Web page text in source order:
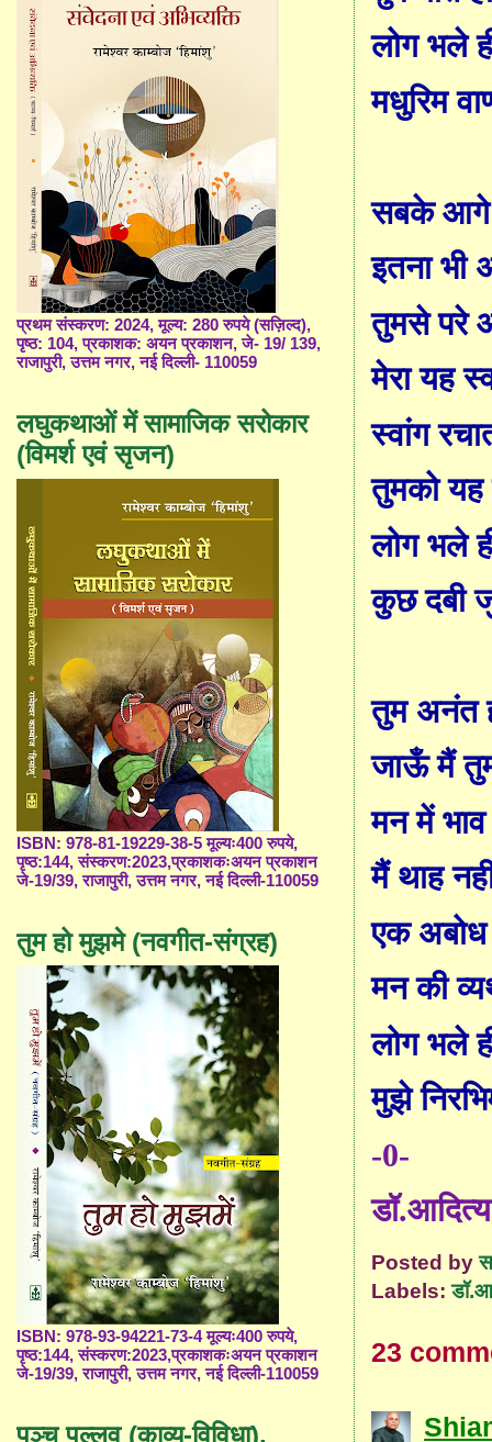
लोग भले
मधुरिम
सबके
इतना भी
तुमसे परे
मेरा यह
स्वांग
तुमको
लोग भले
कुछ दबी
तुम अनंत
जाऊँ मैं
मन में
मैं थाह
एक अबोध
मन की
लोग भले
मुझे निर
-0-
Posted by
Labels:
23
प्रथम संस्करण: 2024, मूल्य: 280 रुपये (सज़िल्द),
पृष्ठ: 104, प्रकाशक: अयन प्रकाशन, जे- 19/ 139,
राजापुरी, उत्तम नगर, नई दिल्ली- 110059
लघुकथाओं में सामाजिक सरोकार
(विमर्श एवं सृजन)
ISBN: 978-81-19229-38-5 मूल्यः400 रुपये,
पृष्ठ:144, संस्करण:2023,प्रकाशकःअयन प्रकाशन
जे-19/39, राजापुरी, उत्तम नगर, नई दिल्ली-110059
तुम हो मुझमे (नवगीत-संग्रह)
ISBN: 978-93-94221-73-4 मूल्यः400 रुपये,
पृष्ठ:144, संस्करण:2023,प्रकाशकःअयन प्रकाशन
जे-19/39, राजापुरी, उत्तम नगर, नई दिल्ली-110059
पञ्च पल्लव (काव्य-विविधा),